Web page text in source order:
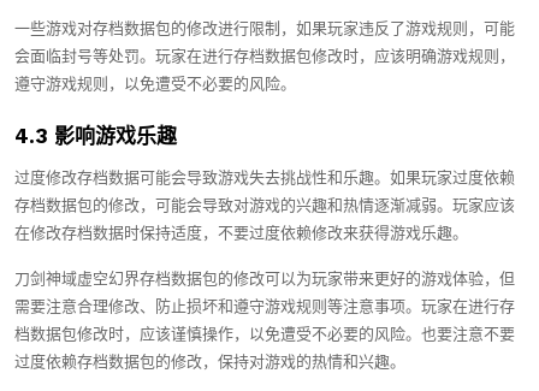
一些游戏对存档数据包的修改进行限制，如果玩家违反了游戏规则，可能
会面临封号等处罚。玩家在进行存档数据包修改时，应该明确游戏规则，
遵守游戏规则，以免遭受不必要的风险。
4.3 影响游戏乐趣
过度修改存档数据可能会导致游戏失去挑战性和乐趣。如果玩家过度依赖
存档数据包的修改，可能会导致对游戏的兴趣和热情逐渐减弱。玩家应该
在修改存档数据时保持适度，不要过度依赖修改来获得游戏乐趣。
刀剑神域虚空幻界存档数据包的修改可以为玩家带来更好的游戏体验，但
需要注意合理修改、防止损坏和遵守游戏规则等注意事项。玩家在进行存
档数据包修改时，应该谨慎操作，以免遭受不必要的风险。也要注意不要
过度依赖存档数据包的修改，保持对游戏的热情和兴趣。